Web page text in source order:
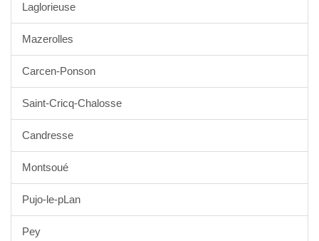
Laglorieuse
Mazerolles
Carcen-Ponson
Saint-Cricq-Chalosse
Candresse
Montsoué
Pujo-le-pLan
Pey